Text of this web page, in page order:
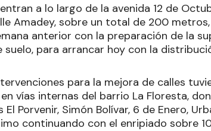
a lo largo de la avenida 12 de
Amadey, sobre un total de 200
anterior con la preparación de la
para arrancar hoy con la
para la mejora de calles
vías internas del barrio La Floresta,
Porvenir, Simón Bolívar, 6 de Enero,
continuando con el enripiado sobre